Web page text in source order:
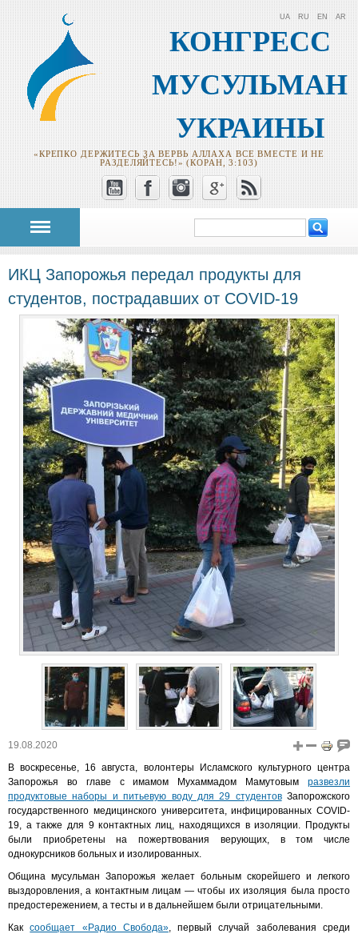
КОНГРЕСС
МУСУЛЬМАН
УКРАИНЫ
«КРЕПКО ДЕРЖИТЕСЬ ЗА ВЕРВЬ АЛЛАХА ВСЕ ВМЕСТЕ И НЕ
РАЗДЕЛЯЙТЕСЬ!» (КОРАН, 3:103)
UA RU EN AR
Форма поиска
ИКЦ Запорожья передал продукты для
студентов, пострадавших от COVID-19
19.08.2020
В воскресенье, 16 августа, волонтеры Исламского культурного центра
Запорожья во главе с имамом Мухаммадом Мамутовым развезли
продуктовые наборы и питьевую воду для 29 студентовЗапорожского
государственного медицинского университета, инфицированных COVID-
19, а также для 9 контактных лиц, находящихся в изоляции. Продукты
были приобретены на пожертвования верующих, в том числе
однокурсников больных и изолированных.
Община мусульман Запорожья желает больным скорейшего и легкого
выздоровления, а контактным лицам — чтобы их изоляция была просто
предостережением, а тесты и в дальнейшем были отрицательными.
Каксообщает «Радио Свобода», первый случай заболевания среди